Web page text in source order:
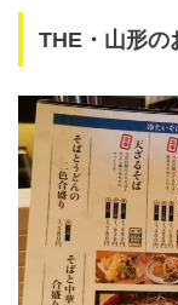
THE・山形